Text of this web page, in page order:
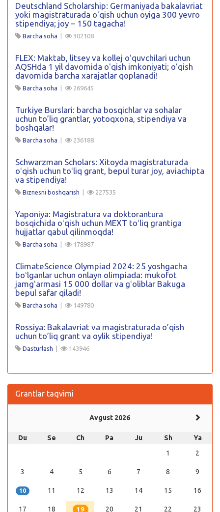
Deutschland Scholarship: Germaniyada bakalavriat
yoki magistraturada oʻqish uchun oyiga 300 yevro
stipendiya; joy – 150 tagacha!
Barcha soha | 302108
FLEX: Maktab, litsey va kollej oʻquvchilari uchun
AQSHda 1 yil davomida oʻqish imkoniyati; oʻqish
davomida barcha xarajatlar qoplanadi!
Barcha soha | 269645
Turkiye Burslari: barcha bosqichlar va sohalar
uchun to’liq grantlar, yotoqxona, stipendiya va
boshqalar!
Barcha soha | 236188
Schwarzman Scholars: Xitoyda magistraturada
oʻqish uchun toʻliq grant, bepul turar joy, aviachipta
va stipendiya!
Biznesni boshqarish | 227535
Yaponiya: Magistratura va doktorantura
bosqichida oʻqish uchun MEXT toʻliq grantiga
hujjatlar qabul qilinmoqda!
Barcha soha | 178987
ClimateScience Olympiad 2024: 25 yoshgacha
boʻlganlar uchun onlayn olimpiada: mukofot
jamgʻarmasi 15 000 dollar va gʻoliblar Bakuga
bepul safar qiladi!
Barcha soha | 149780
Rossiya: Bakalavriat va magistraturada o’qish
uchun to’liq grant va oylik stipendiya!
Dasturlash | 143946
Grantlar taqvimi
Avgust 2026
Du Se Ch Pa Ju Sh
Ya
1
2
3 4 5 6 7 8 9
10 11 12 13 14 15 16
17 18 19 20 21 22 23